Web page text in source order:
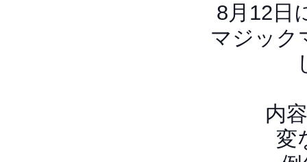
8月12日
マジック
内
変